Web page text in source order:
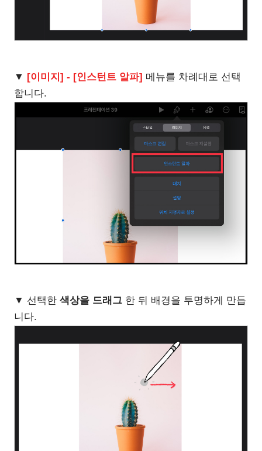
▼ [이미지] - [인스턴트 알파] 메뉴를 차례대로 선택
합니다.
▼ 선택한 색상을 드래그 한 뒤 배경을 투명하게 만듭
니다.